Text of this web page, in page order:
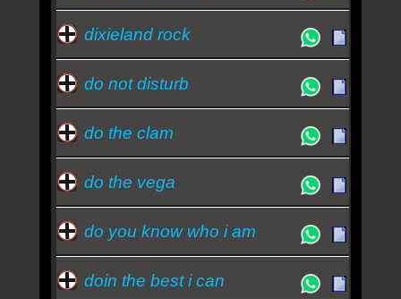
dixieland rock
do not disturb
do the clam
do the vega
do you know who i am
doin the best i can